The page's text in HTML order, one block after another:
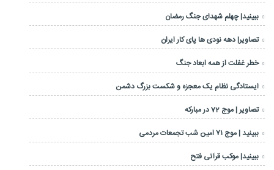
ببینید| چهلم شهدای جنگ رمضان
تصاویر| دهه نودی ها پای کار ایران
خطر غفلت از همه ابعاد جنگ
ایستادگی نظام یک معجزه و شکست بزرگ دشمن
تصاویر | موج 72 در مبارکه
ببینید | موج ۷۱ امین شب تجمعات مردمی
ببینید| موکب قرآنی فتح